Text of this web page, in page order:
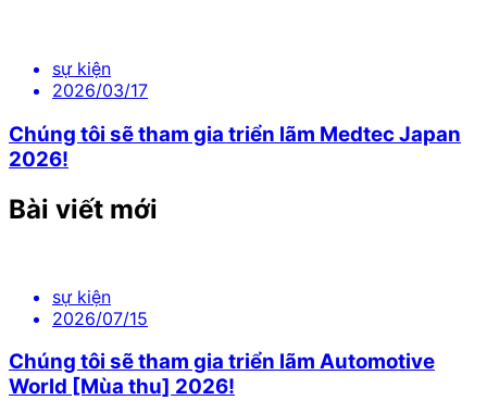
sự kiện
2026/03/17
Chúng tôi sẽ tham gia triển lãm Medtec Japan
2026!
Bài viết mới
sự kiện
2026/07/15
Chúng tôi sẽ tham gia triển lãm Automotive
World [Mùa thu] 2026!